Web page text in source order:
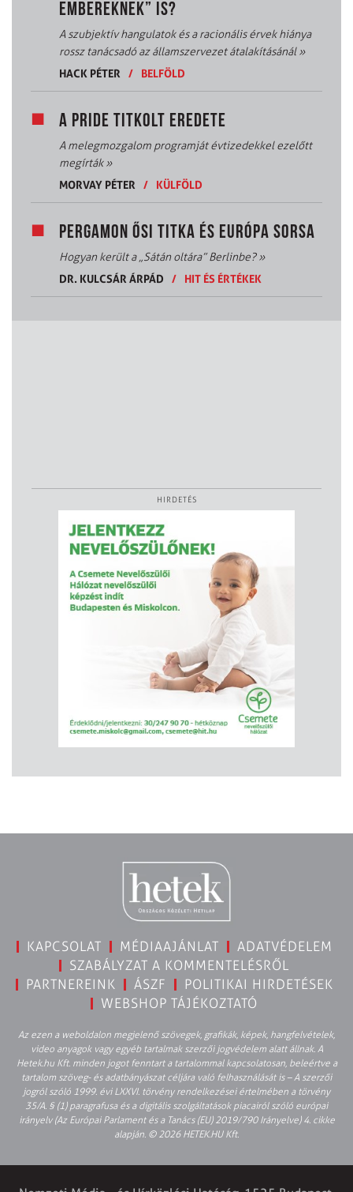
EMBEREKNEK” IS?
A szubjektív hangulatok és a racionális érvek hiánya
rossz tanácsadó az államszervezet átalakításánál»
HACK PÉTER
/ BELFÖLD
A PRIDE TITKOLT EREDETE
A melegmozgalom programját évtizedekkel ezelőtt
megírták»
MORVAY PÉTER
/ KÜLFÖLD
PERGAMON ŐSI TITKA ÉS EURÓPA SORSA
Hogyan került a „Sátán oltára” Berlinbe?»
DR. KULCSÁR ÁRPÁD
/ HIT ÉS ÉRTÉKEK
HIRDETÉS
KAPCSOLAT MÉDIAAJÁNLAT
ADATVÉDELEM
SZABÁLYZAT A KOMMENTELÉSRŐL
PARTNEREINK
ÁSZF
POLITIKAI HIRDETÉSEK
WEBSHOP TÁJÉKOZTATÓ
Az ezen a weboldalon megjelenő szövegek, grafikák, képek, hangfelvételek,
video anyagok vagy egyéb tartalmak szerzői jogvédelem alatt állnak. A
Hetek.hu Kft. minden jogot fenntart a tartalommal kapcsolatosan, beleértve a
tartalom szöveg- és adatbányászat céljára való felhasználását is – A szerzői
jogról szóló 1999. évi LXXVI. törvény rendelkezései értelmében a törvény
35/A. § (1) paragrafusa és a digitális szolgáltatások piacairól szóló európai
irányelv (Az Európai Parlament és a Tanács (EU) 2019/790 Irányelve) 4. cikke
alapján. © 2026 HETEK.HU Kft.